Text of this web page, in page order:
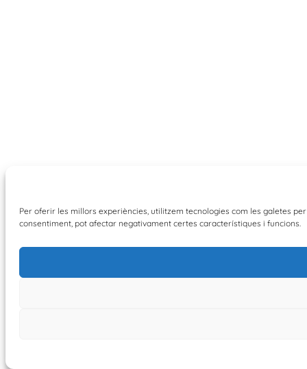
Per oferir les millors experiències, utilitzem tecnologies com les galetes
consentiment, pot afectar negativament certes característiques i funcions.